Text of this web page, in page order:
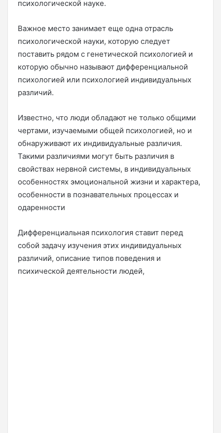
психологической науке.
Важное место занимает еще одна отрасль
психологической науки, которую следует
поставить рядом с генетической психологией и
которую обычно называют дифференциальной
психологией или психологией индивидуальных
различий.
Известно, что люди обладают не только общими
чертами, изучаемыми общей психологией, но и
обнаруживают их индивидуальные различия.
Такими различиями могут быть различия в
свойствах нервной системы, в индивидуальных
особенностях эмоциональной жизни и характера,
особенности в познавательных процессах и
одаренности
Дифференциальная психология ставит перед
собой задачу изучения этих индивидуальных
различий, описание типов поведения и
психической деятельности людей,